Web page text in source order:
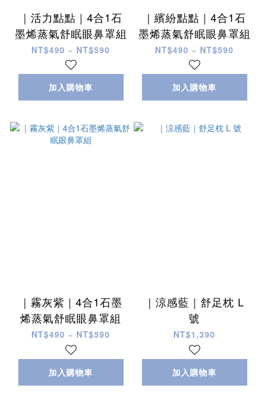
｜活力點點｜4合1石
墨烯蒸氣舒眠眼鼻罩組
NT$490 ~ NT$590
加入購物車
｜繽紛點點｜4合1石
墨烯蒸氣舒眠眼鼻罩組
NT$490 ~ NT$590
加入購物車
｜霧灰紫｜4合1石墨
烯蒸氣舒眠眼鼻罩組
NT$490 ~ NT$590
加入購物車
｜涼感藍｜舒足枕 L
號
NT$1,390
加入購物車